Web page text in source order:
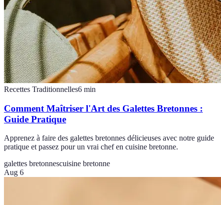
Recettes Traditionnelles6 min
Comment Maîtriser l'Art des Galettes Bretonnes :
Guide Pratique
Apprenez à faire des galettes bretonnes délicieuses avec notre guide
pratique et passez pour un vrai chef en cuisine bretonne.
galettes bretonnescuisine bretonne
Aug 6